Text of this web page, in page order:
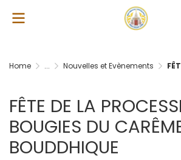
Home ... Nouvelles et Evènements FÊTE DE
FÊTE DE LA
BOUGIES DU
BOUDDHIQUE